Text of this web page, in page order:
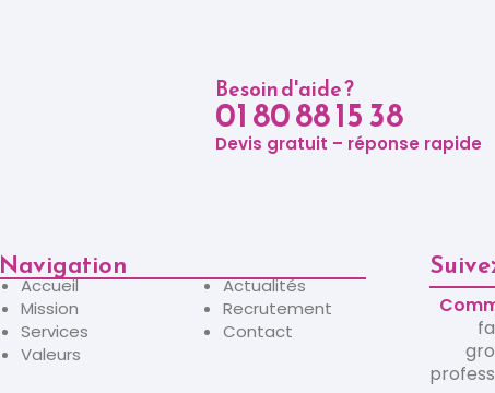
Besoin d'aide ?
01 80 88 15 38
Devis gratuit – réponse rapide
Navigation
Accueil
Mission
Services
Valeurs
Actualités
Recrutement
Contact